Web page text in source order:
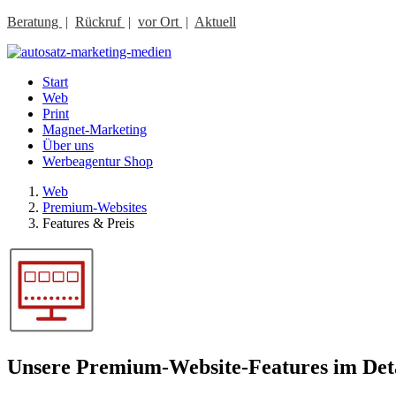
Beratung | Rückruf | vor Ort | Aktuell
Start
Web
Print
Magnet-Marketing
Über uns
Werbeagentur Shop
Web
Premium-Websites
Features & Preis
Unsere Premium-Website-Features im